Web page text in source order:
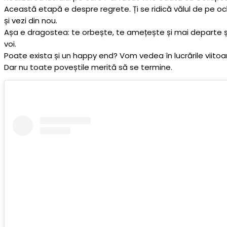
Această etapă e despre regrete. Ți se ridică vălul de pe
și vezi din nou.
Așa e dragostea: te orbește, te amețește și mai departe
voi.
Poate exista și un happy end? Vom vedea în lucrările
Dar nu toate poveștile merită să se termine.